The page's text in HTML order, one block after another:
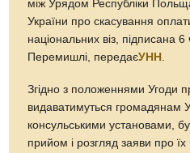
між Урядом Республіки
України про скасування
національних віз, підписана
Перемишлі, передаєУНН
Згідно з положеннями Угоди
видаватимуться громадянам
консульськими установами,
прийом і розгляд заяви про їх